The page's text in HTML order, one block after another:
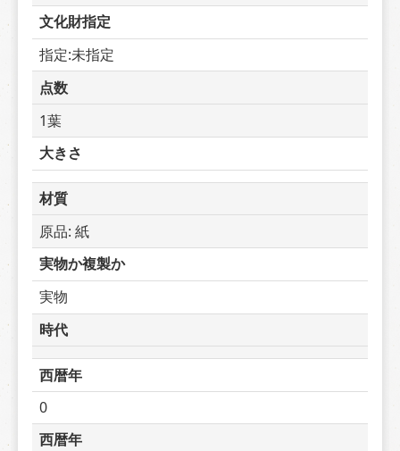
文化財指定
指定:未指定
点数
1葉
大きさ
材質
原品: 紙
実物か複製か
実物
時代
西暦年
0
西暦年